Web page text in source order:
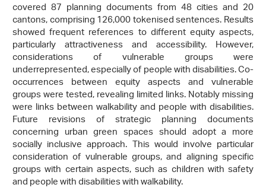
covered 87 planning documents from 48 cities and 20
cantons, comprising 126,000 tokenised sentences. Results
showed frequent references to different equity aspects,
particularly attractiveness and accessibility. However,
considerations of vulnerable groups were
underrepresented, especially of people with disabilities. Co-
occurrences between equity aspects and vulnerable
groups were tested, revealing limited links. Notably missing
were links between walkability and people with disabilities.
Future revisions of strategic planning documents
concerning urban green spaces should adopt a more
socially inclusive approach. This would involve particular
consideration of vulnerable groups, and aligning specific
groups with certain aspects, such as children with safety
and people with disabilities with walkability.